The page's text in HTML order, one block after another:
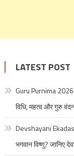
LATEST POST
Guru Purnima 2026:
विधि, महत्व और गुरु
Devshayani
भगवान विष्णु? जानिए